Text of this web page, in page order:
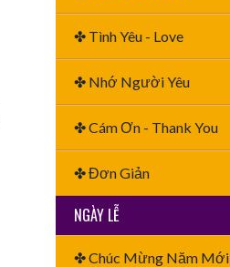
✤ Tình Yêu - Love
✤ Nhớ Người Yêu
✤ Cám Ơn - Thank You
✤ Đơn Giản
NGÀY LỄ
✤ Chúc Mừng Năm Mới